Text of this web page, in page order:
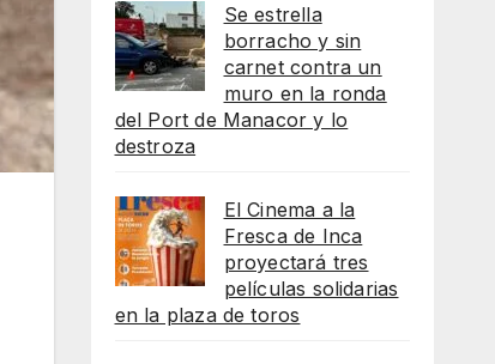
Se estrella
borracho y sin
carnet contra un
muro en la ronda
del Port de Manacor y lo
destroza
El Cinema a la
Fresca de Inca
proyectará tres
películas solidarias
en la plaza de toros